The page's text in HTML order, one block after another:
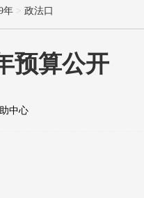
年 > 政法口
预算公开
中心